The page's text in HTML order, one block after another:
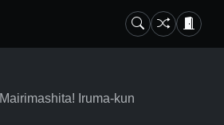
Mairimashita! Iruma-kun